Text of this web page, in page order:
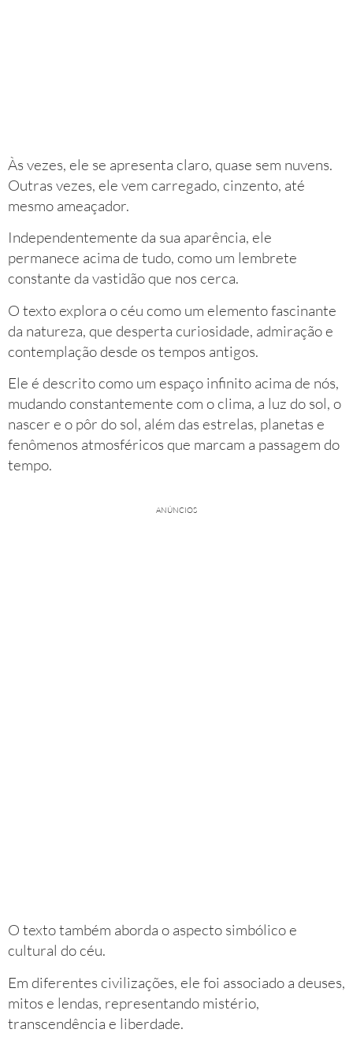
Às vezes, ele se apresenta claro, quase sem nuvens.
Outras vezes, ele vem carregado, cinzento, até
mesmo ameaçador.
Independentemente da sua aparência, ele
permanece acima de tudo, como um lembrete
constante da vastidão que nos cerca.
O texto explora o céu como um elemento fascinante
da natureza, que desperta curiosidade, admiração e
contemplação desde os tempos antigos.
Ele é descrito como um espaço infinito acima de nós,
mudando constantemente com o clima, a luz do sol, o
nascer e o pôr do sol, além das estrelas, planetas e
fenômenos atmosféricos que marcam a passagem do
tempo.
ANÚNCIOS
O texto também aborda o aspecto simbólico e
cultural do céu.
Em diferentes civilizações, ele foi associado a deuses,
mitos e lendas, representando mistério,
transcendência e liberdade.